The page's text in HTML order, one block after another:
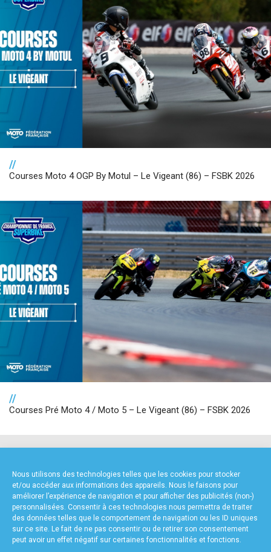
Nous utilisons des technologies telles que les cookies pour stocker
et/ou accéder aux informations des appareils. Nous le faisons pour
améliorer l’expérience de navigation et pour afficher des publicités (non-)
personnalisées. Consentir à ces technologies nous permettra de traiter
des données telles que le comportement de navigation ou les ID uniques
sur ce site. Le fait de ne pas consentir ou de retirer son consentement
peut avoir un effet négatif sur certaines fonctionnalités et fonctions.
//
Courses Moto 4 OGP By Motul – Le Vigeant (86) – FSBK 2026
//
Courses Pré Moto 4 / Moto 5 – Le Vigeant (86) – FSBK 2026